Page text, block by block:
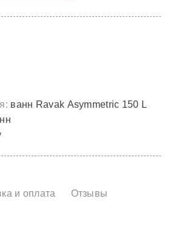
ванн Ravak Asymmetric 150 L
и оплата Отзывы